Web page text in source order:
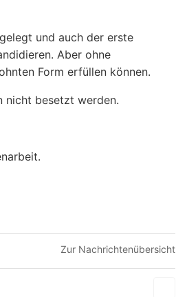
und auch der erste
Aber ohne
Form erfüllen können.
nicht besetzt werden.
Zur Nachrichtenübersicht